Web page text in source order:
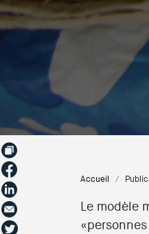
Accueil
Le modèle